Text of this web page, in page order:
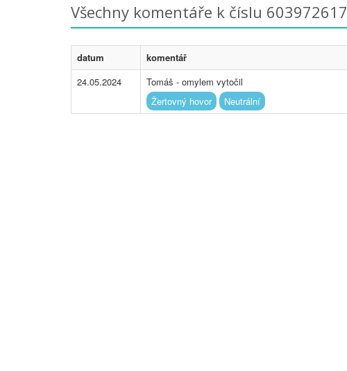
Všechny komentáře k číslu 603972617
datum
komentář
24.05.2024
Tomáš - omylem vytočil
Žertovný hovor
Neutrální